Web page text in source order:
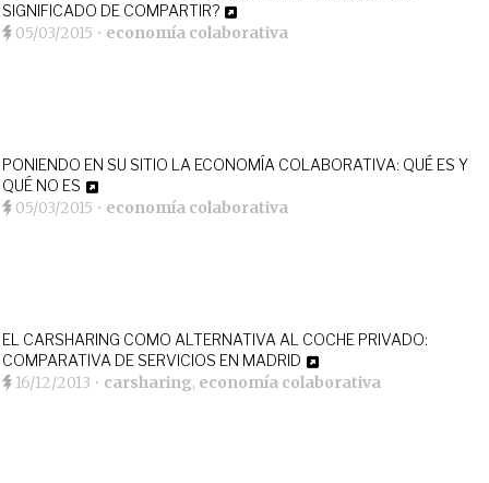
SIGNIFICADO DE COMPARTIR?
05/03/2015 • economía colaborativa
PONIENDO EN SU SITIO LA ECONOMÍA COLABORATIVA: QUÉ ES Y
QUÉ NO ES
05/03/2015 • economía colaborativa
EL CARSHARING COMO ALTERNATIVA AL COCHE PRIVADO:
COMPARATIVA DE SERVICIOS EN MADRID
16/12/2013 • carsharing, economía colaborativa